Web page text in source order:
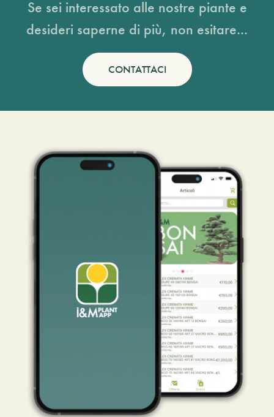
Se sei interessato alle nostre piante e
desideri saperne di più, non esitare...
CONTATTACI